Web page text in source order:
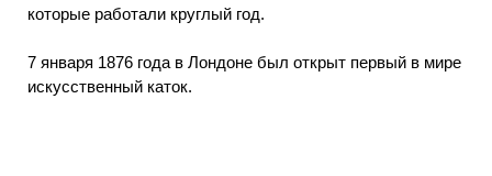
которые работали круглый год.
7 января 1876 года в Лондоне был открыт первый в мире
искусственный каток.